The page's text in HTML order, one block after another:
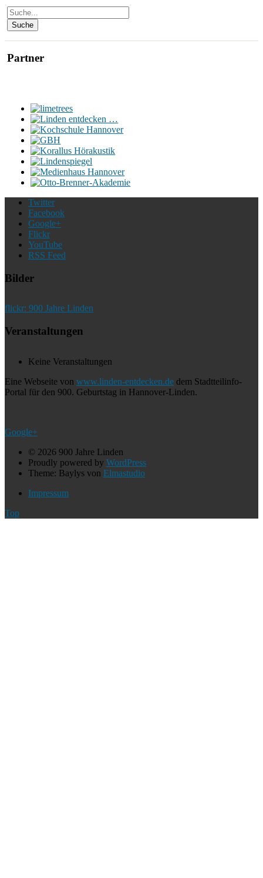
Partner
Twitter
Facebook
Google+
Flickr
YouTube
RSS Feed
Bilder
flickr: 900 Jahre Linden
Veranstaltungen
Keine Veranstaltungen
Eine Webseite von www.linden-entdecken.de dem Stadtteilinfo-
Portal für den 900. Geburtstag in Hannover-Linden.
Google+
© 2026 900 Jahre Linden
Proudly powered by WordPress
Theme: Baylys von Elmastudio
Impressum
Top